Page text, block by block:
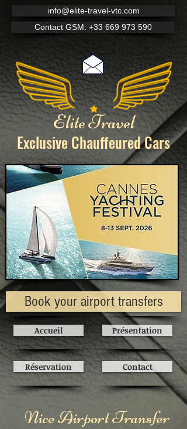
info@elite-travel-vtc.com
Contact GSM: +33 669 973 590
Elite Travel
Exclusive ChauffeuredCars
Book your airport transfers
Accueil
Réservation
Présentation
Contact
Nice Airport Transfer